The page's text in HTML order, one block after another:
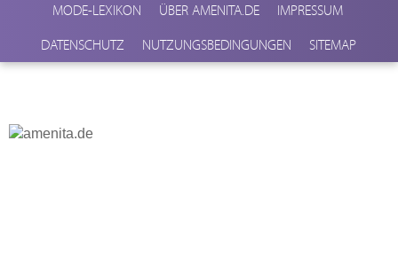
MODE-LEXIKON ÜBER AMENITA.DE
IMPRESSUM
DATENSCHUTZ
NUTZUNGSBEDINGUNGEN SITEMAP